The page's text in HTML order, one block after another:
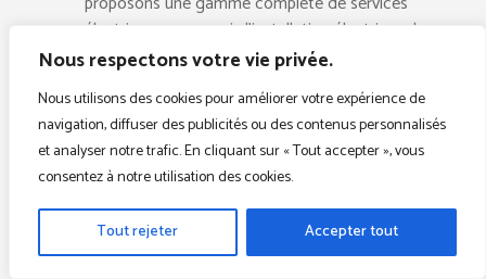
Nous respectons votre vie privée.
Nous utilisons des cookies pour améliorer votre expérience de
navigation, diffuser des publicités ou des contenus personnalisés
et analyser notre trafic. En cliquant sur « Tout accepter », vous
consentez à notre utilisation des cookies.
Tout rejeter Accepter tout
électriques, y compris l’installation électrique, le
dépannage électrique, la mise aux normes
panne électrique, la pose de luminaires, le
remplacement de tableau électrique, et bien plus
encore. N’hésitez pas à nous contacter pour discuter
de vos besoins spécifiques.
QUELS SONT VOS HORAIRES D'OUVERTURE ?